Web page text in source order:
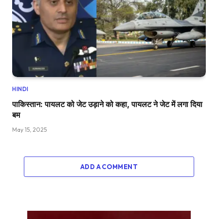
HINDI
पाकिस्तान: पायलट को जेट उड़ाने को कहा, पायलट ने जेट में लगा दिया
बम
May 15, 2025
ADD A COMMENT